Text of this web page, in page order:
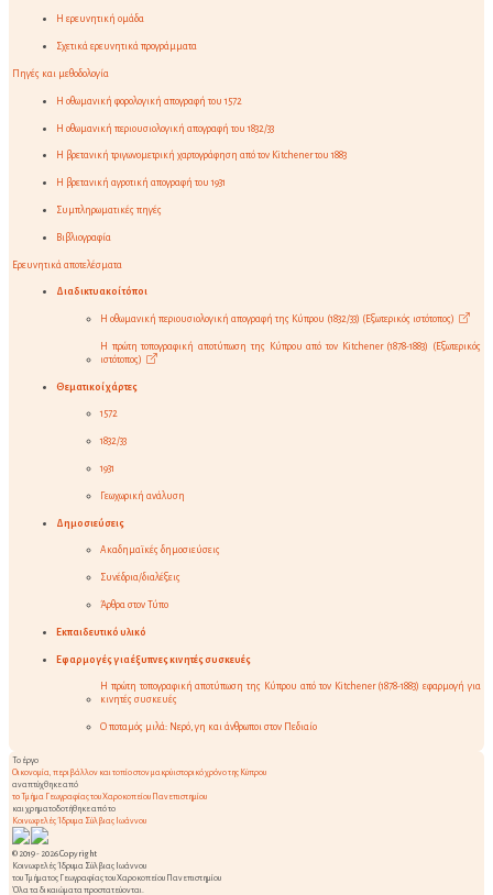
Η ερευνητική ομάδα
Σχετικά ερευνητικά προγράμματα
Πηγές και μεθοδολογία
Η οθωμανική φορολογική απογραφή του 1572
Η οθωμανική περιουσιολογική απογραφή του 1832/33
Η βρετανική τριγωνομετρική χαρτογράφηση από τον Kitchener του 1883
Η βρετανική αγροτική απογραφή του 1931
Συμπληρωματικές πηγές
Βιβλιογραφία
Ερευνητικά αποτελέσματα
Διαδικτυακοί τόποι
Η οθωμανική περιουσιολογική απογραφή της Κύπρου (1832/33) (Εξωτερικός ιστότοπος)
Η πρώτη τοπογραφική αποτύπωση της Κύπρου από τον Kitchener (1878-1883) (Εξωτερικός
ιστότοπος)
Θεματικοί χάρτες
1572
1832/33
1931
Γεωχωρική ανάλυση
Δημοσιεύσεις
Ακαδημαϊκές δημοσιεύσεις
Συνέδρια/διαλέξεις
Άρθρα στον Τύπο
Εκπαιδευτικό υλικό
Εφαρμογές για έξυπνες κινητές συσκευές
Η πρώτη τοπογραφική αποτύπωση της Κύπρου από τον Kitchener (1878-1883) εφαρμογή για
κινητές συσκευές
Ο ποταμός μιλά: Νερό, γη και άνθρωποι στον Πεδιαίο
Το έργο
Οικονομία, περιβάλλον και τοπίο στον μακρύ ιστορικό χρόνο της Κύπρου
αναπτύχθηκε από
τo Τμήμα Γεωγραφίας του Χαροκοπείου Πανεπιστημίου
και χρηματοδοτήθηκε από το
Κοινωφελές Ίδρυμα Σύλβιας Ιωάννου
© 2019 - 2026 Copyright
Κοινωφελές Ίδρυμα Σύλβιας Ιωάννου
του Τμήματος Γεωγραφίας του Χαροκοπείου Πανεπιστημίου
Όλα τα δικαιώματα προστατεύονται.